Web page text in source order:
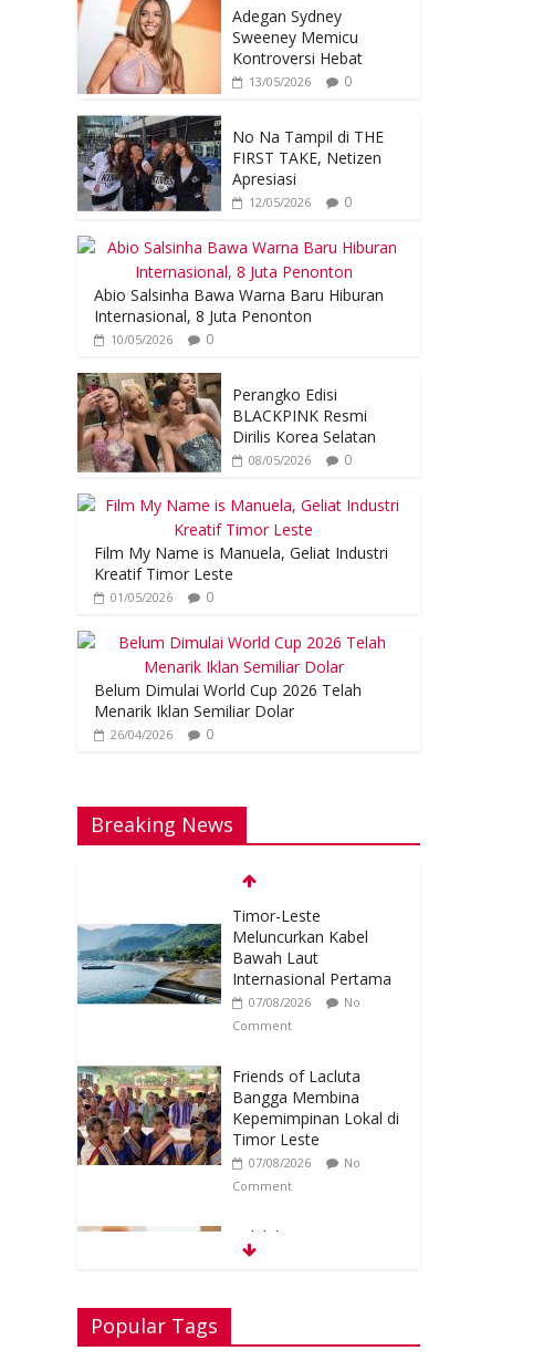
Adegan Sydney
Sweeney Memicu
Kontroversi Hebat
13/05/2026 0
No Na Tampil di THE
FIRST TAKE, Netizen
Apresiasi
12/05/2026 0
Abio Salsinha Bawa Warna Baru Hiburan
Internasional, 8 Juta Penonton
10/05/2026 0
Perangko Edisi
BLACKPINK Resmi
Dirilis Korea Selatan
08/05/2026 0
Film My Name is Manuela, Geliat Industri
Kreatif Timor Leste
01/05/2026 0
Belum Dimulai World Cup 2026 Telah
Menarik Iklan Semiliar Dolar
26/04/2026 0
Breaking News
Timor-Leste
Meluncurkan Kabel
Bawah Laut
Internasional Pertama
07/08/2026
No
Comment
Friends of Lacluta
Bangga Membina
Kepemimpinan Lokal di
Timor Leste
07/08/2026
No
Comment
Kelebihan Protein Bisa
Berdampak Buruk bagi
Popular Tags